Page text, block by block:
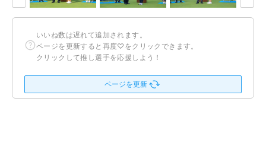
いいね数は遅れて追加されます。
ページを更新すると再度♡をクリックできます。
クリックして推し選手を応援しよう！
ページを更新